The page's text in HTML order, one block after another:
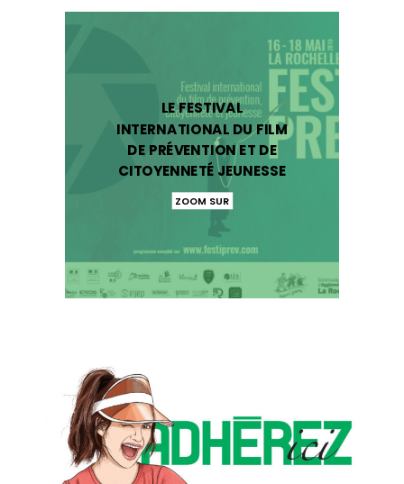
LE FESTIVAL
INTERNATIONAL DU FILM
DE PRÉVENTION ET DE
CITOYENNETÉ JEUNESSE
ZOOM SUR